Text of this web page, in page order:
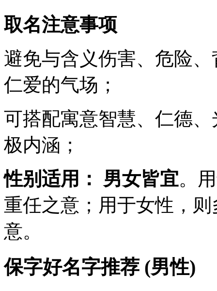
取名注意事项
避免与含义伤害、危险
仁爱的气场；
可搭配寓意智慧、仁德
极内涵；
性别适用：
男女皆宜。
重任之意；用于女性，
意。
保字好名字推荐 (男性)